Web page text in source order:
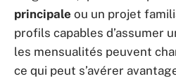
principale ou un projet
profils capables d’assumer
les mensualités peuvent
ce qui peut s’avérer